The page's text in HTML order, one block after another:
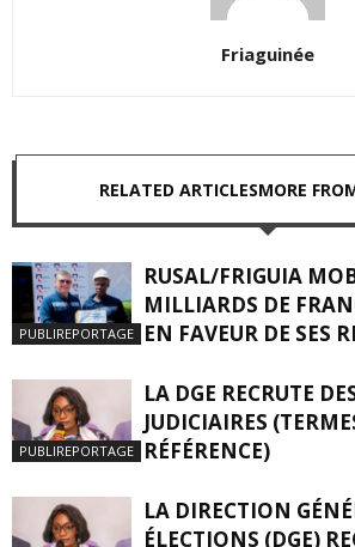
Friaguinée
RELATED ARTICLESMORE
PUBLIREPORTAGE
RUSAL/FRIGUIA
MILLIARDS DE
EN FAVEUR DE SES
PUBLIREPORTAGE
LA DGE RECRUTE
JUDICIAIRES
RÉFÉRENCE)
LA DIRECTION
ÉLECTIONS (DGE)